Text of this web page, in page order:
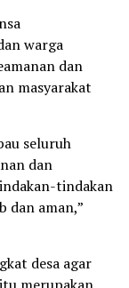
warga
dan
masyarakat
seluruh
dan
tindakan
dan aman,”
desa agar